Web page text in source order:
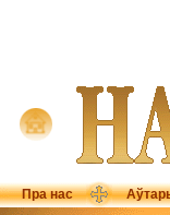
Пра нас